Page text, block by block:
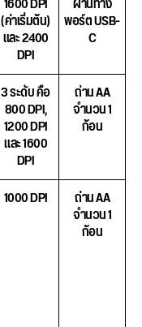
(ค่าเริ่มต้น)
และ 2400
DPI
พอร์ต USB-
C
3 ระดับ คือ
800 DPI,
1200 DPI
และ 1600
DPI
ถ่าน AA
จำนวน 1
ก้อน
1000 DPI ถ่าน AA
จำนวน 1
ก้อน